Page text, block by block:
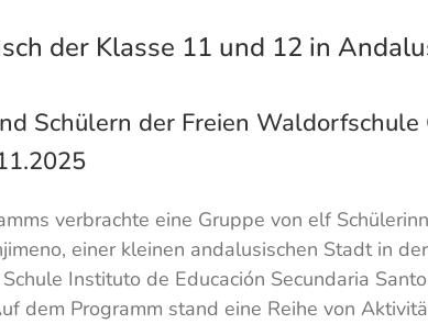
der Klasse 11 und 12 in
Schülern der Freien Waldorfschule
verbrachte eine Gruppe von elf
einer kleinen andalusischen Stadt in
Instituto de Educación Secundaria
dem Programm stand eine Reihe von